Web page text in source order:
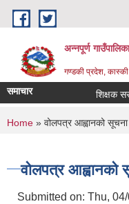
Skip to main content
अन्नपूर्ण
गण्डकी प्रदेश, कास्की
समाचार शिक्षक
You are here
Home » वोलपत्र आह्वानको सूचना
वोलपत्र आह्वानको
Submitted on: Thu,